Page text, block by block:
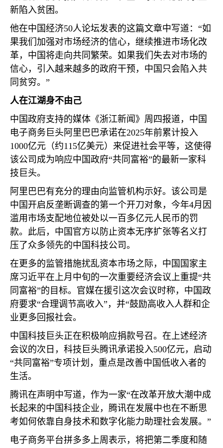
新陷入贫困。
他在中国经济50人论坛发表的这篇文章中写道：“如
果我们加强对市场经济的信心，继续推进市场化改
革，中国将走向共同繁荣。如果我们失去对市场的
信心，引入越来越多的政府干预，中国只会陷入共
同贫穷。”
人在江湖身不由己
中国政府支持的媒体《浙江新闻》周四报道，中国
电子商务巨头阿里巴巴承诺在2025年前累计投入
1000亿元（约115亿美元）来促进社会平等，这使得
该公司成为响应中国政府“共同富裕”的最新一家科
技巨头。
阿里巴巴有充分的理由向监管机构示好。该公司是
中国开启反垄断调查的第一个开刀对象，今年4月因
滥用市场支配地位被处以一百多亿元人民币的罚
款。此后，中国官方以防止资本无序扩张等名义打
压了众多领先的中国科技公司。
在更多的监管措施扰乱资本市场之际，中国国家主
席习近平在上月中旬的一次重要经济会议上重提“共
同富裕”的目标。官媒在援引这次会议时称，中国政
府要求“合理调节高收入”，并“鼓励高收入人群和企
业更多回报社会。
中国科技巨头正在积极响应捐款号召。在上述经济
会议的次日，科技巨头腾讯承诺投入500亿元，启动
“共同富裕”专项计划，重点是改善中国低收入者的
生活。
腾讯在声明中写道，作为一家“在改革开放大潮中成
长起来的中国科技企业，腾讯在发展中也在不断思
考如何依靠自身技术和数字化能力助理社会发展。”
电子商务平台拼多多上周表示，将把第二季度和随